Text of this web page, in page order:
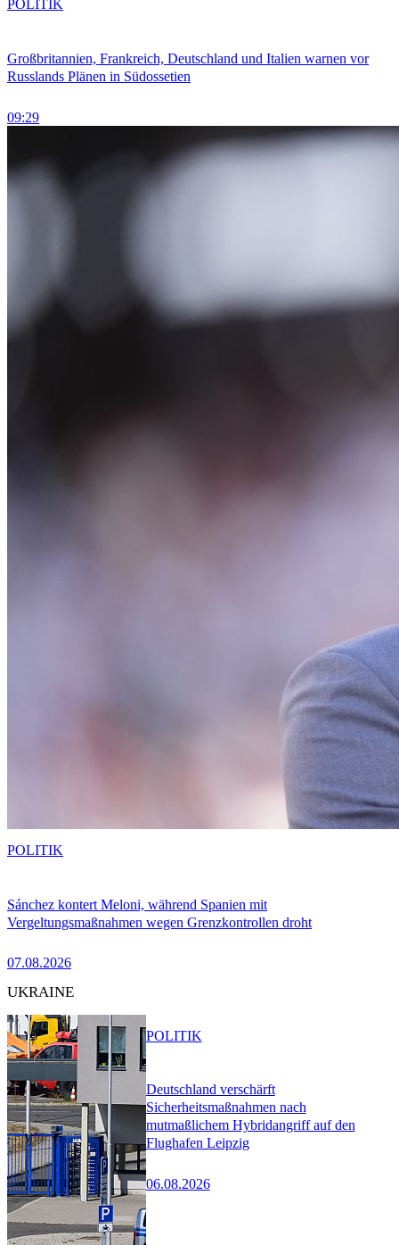
Großbritannien, Frankreich, Deutschland und Italien warnen vor
Russlands Plänen in Südossetien
09:29
POLITIK
Sánchez kontert Meloni, während Spanien mit
Vergeltungsmaßnahmen wegen Grenzkontrollen droht
07.08.2026
POLITIK
UKRAINE
Deutschland verschärft
Sicherheitsmaßnahmen nach
mutmaßlichem Hybridangriff auf den
Flughafen Leipzig
06.08.2026
POLITIK